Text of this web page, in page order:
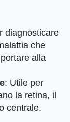
diagnosticare
che
alla
: Utile per
la retina, il
centrale.